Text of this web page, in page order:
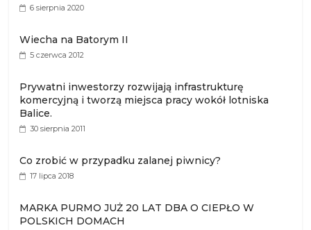
6 sierpnia 2020
Wiecha na Batorym II
5 czerwca 2012
Prywatni inwestorzy rozwijają infrastrukturę
komercyjną i tworzą miejsca pracy wokół lotniska
Balice.
30 sierpnia 2011
Co zrobić w przypadku zalanej piwnicy?
17 lipca 2018
MARKA PURMO JUŻ 20 LAT DBA O CIEPŁO W
POLSKICH DOMACH